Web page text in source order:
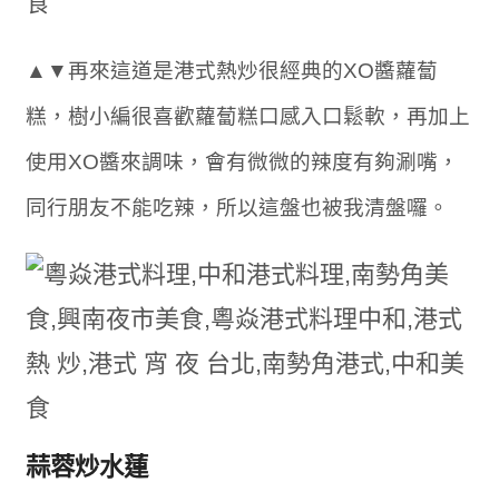
▲▼再來這道是港式熱炒很經典的XO醬蘿蔔
糕，樹小編很喜歡蘿蔔糕口感入口鬆軟，再加上
使用XO醬來調味，會有微微的辣度有夠涮嘴，
同行朋友不能吃辣，所以這盤也被我清盤囉。
蒜蓉炒水蓮